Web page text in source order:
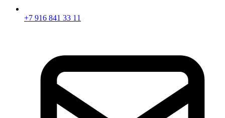
+7 916 841 33 11